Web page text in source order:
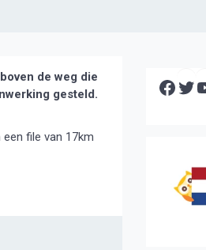
de weg die
gesteld.
file van 17km
Facebook Twitter